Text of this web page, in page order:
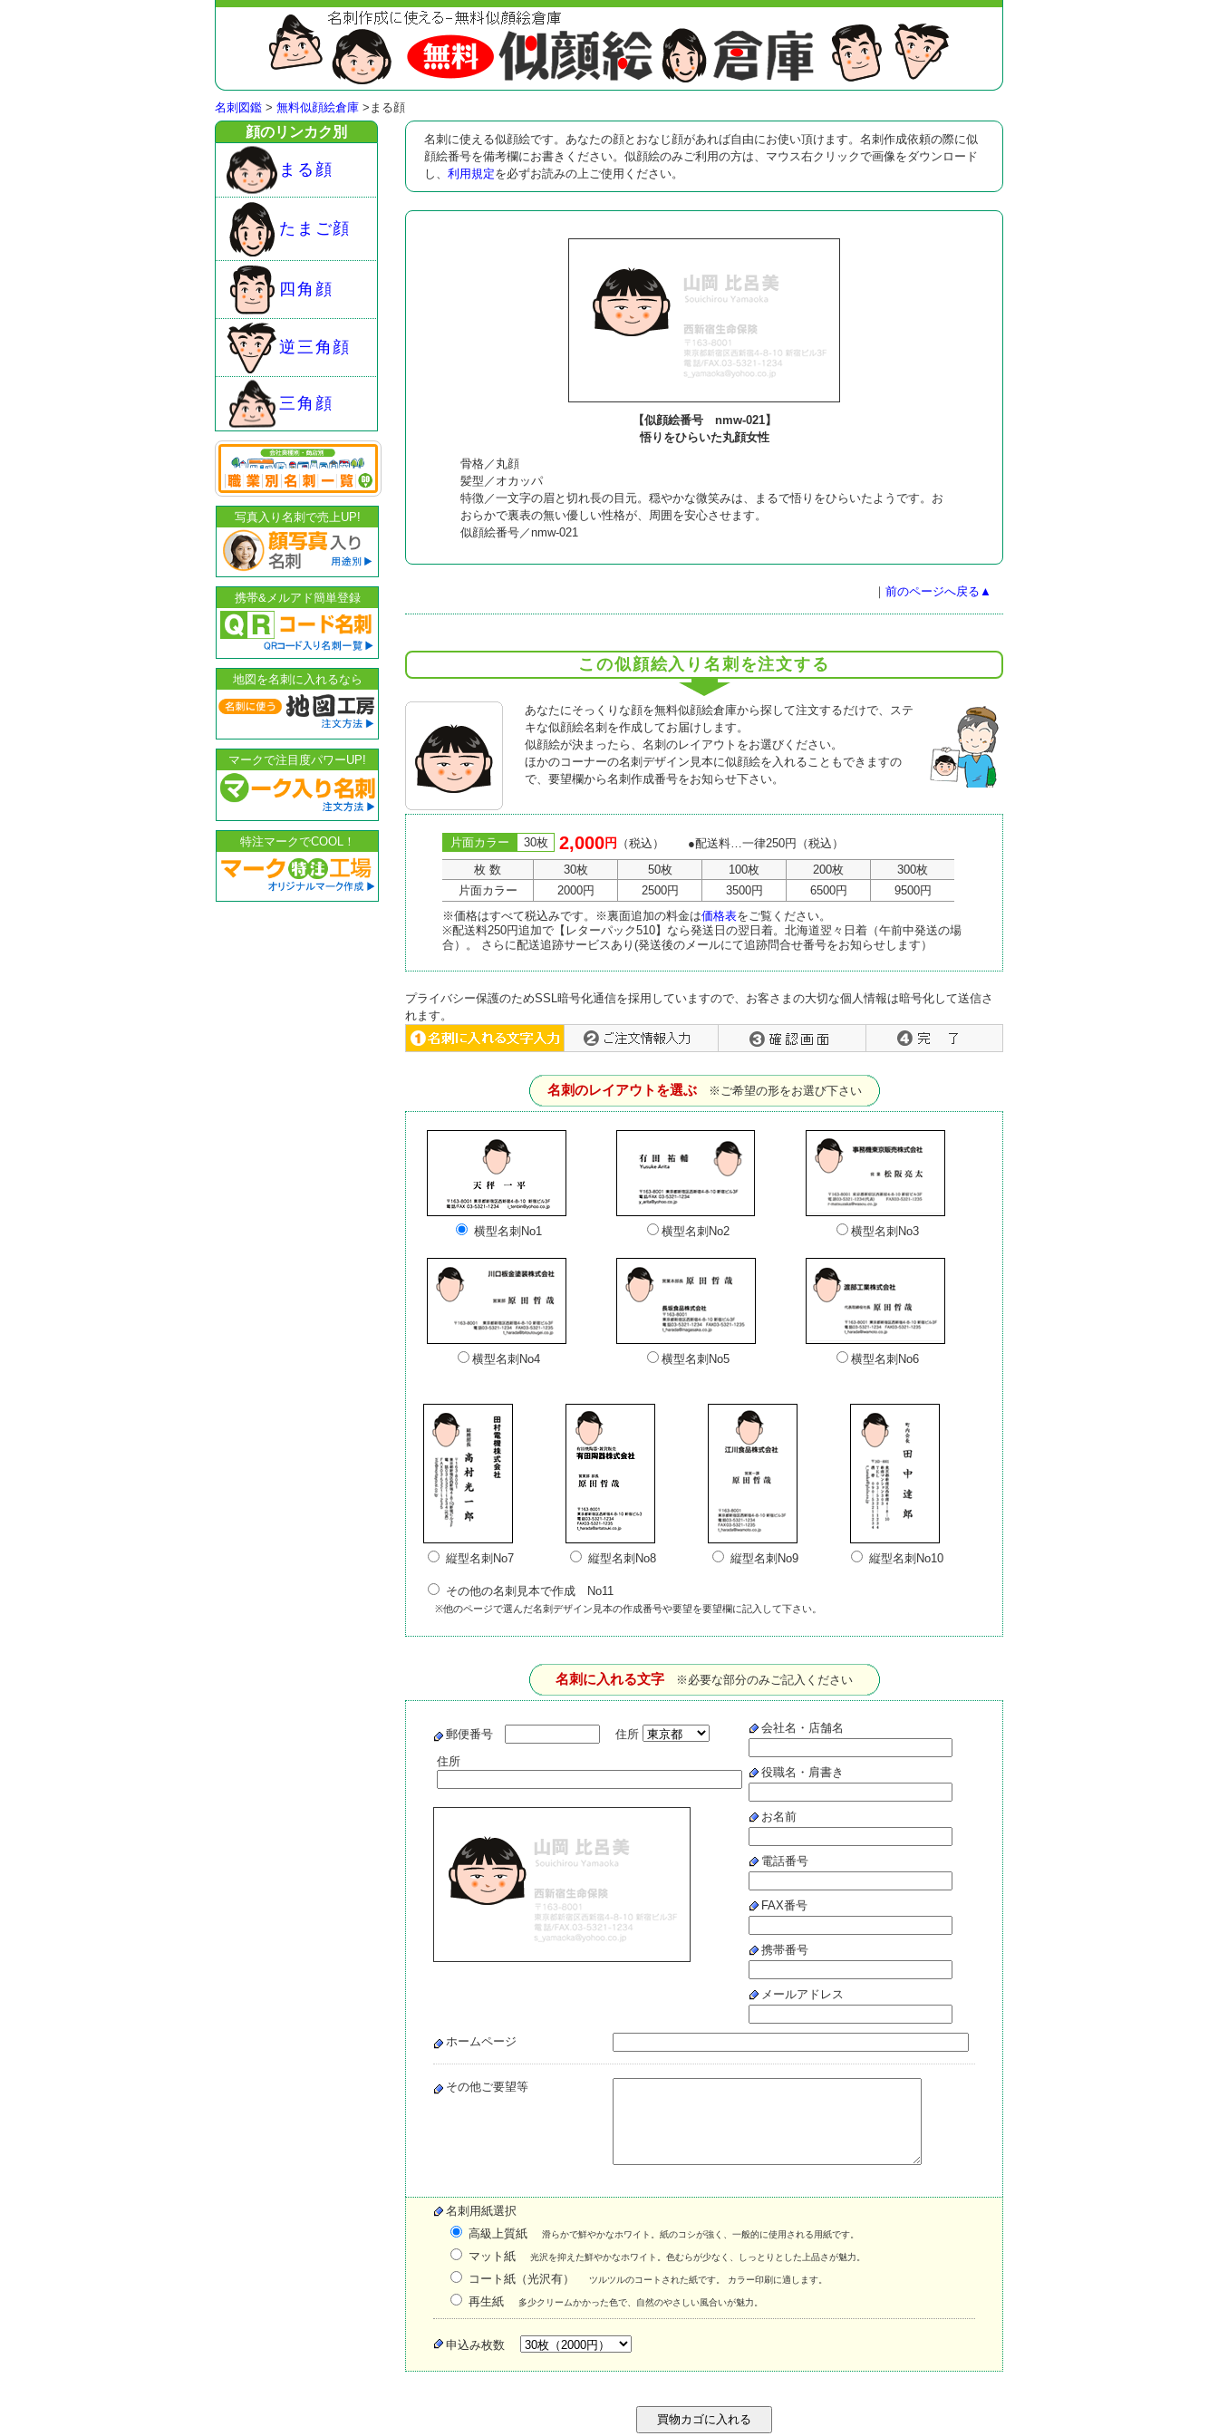
名刺図鑑 > 無料似顔絵倉庫 >まる顔
名刺に使える似顔絵です。あなたの顔とおなじ顔があれば自由にお使い頂けます。名刺作成依頼の際に似
顔絵番号を備考欄にお書きください。似顔絵のみご利用の方は、マウス右クリックで画像をダウンロード
し、 利用規定を必ずお読みの上ご使用ください。
【似顔絵番号 nmw-021】
悟りをひらいた丸顔女性
骨格／丸顔
髪型／オカッパ
特徴／一文字の眉と切れ長の目元。穏やかな微笑みは、まるで悟りをひらいたようです。お
おらかで裏表の無い優しい性格が、周囲を安心させます。
似顔絵番号／nmw-021
｜ 前のページへ戻る▲
この似顔絵入り名刺を注文する
あなたにそっくりな顔を無料似顔絵倉庫から探して注文するだけで、ステ
キな似顔絵名刺を作成してお届けします。
似顔絵が決まったら、名刺のレイアウトをお選びください。
ほかのコーナーの名刺デザイン見本に似顔絵を入れることもできますの
で、要望欄から名刺作成番号をお知らせ下さい。
片面カラー 30枚 2,000円
（税込） ●配送料…一律250円（税込）
枚 数
30枚 50枚 100枚 200枚
300枚
片面カラー
2000円 2500円 3500円 6500円
9500円
※価格はすべて税込みです。※裏面追加の料金は価格表をご覧ください。
※配送料250円追加で【レターパック510】なら発送日の翌日着。北海道翌々日着（午前中発送の場
合）。 さらに配送追跡サービスあり(発送後のメールにて追跡問合せ番号をお知らせします）
プライバシー保護のためSSL暗号化通信を採用していますので、お客さまの大切な個人情報は暗号化して送信さ
れます。
名刺のレイアウトを選ぶ ※ご希望の形をお選び下さい
横型名刺No1 横型名刺No2 横型名刺No3
横型名刺No4 横型名刺No5 横型名刺No6
縦型名刺No7 縦型名刺No8 縦型名刺No9 縦型名刺No10
その他の名刺見本で作成 No11
※他のページで選んだ名刺デザイン見本の作成番号や要望を要望欄に記入して下さい。
名刺に入れる文字 ※必要な部分のみご記入ください
郵便番号
住所
住所
会社名・店舗名
役職名・肩書き
お名前
電話番号
FAX番号
携帯番号
メールアドレス
ホームページ
その他ご要望等
名刺用紙選択
高級上質紙
滑らかで鮮やかなホワイト。紙のコシが強く、一般的に使用される用紙です。
マット紙 光沢を抑えた鮮やかなホワイト。色むらが少なく、しっとりとした上品さが魅力。
コート紙（光沢有） ツルツルのコートされた紙です。 カラー印刷に適します。
再生紙 多少クリームかかった色で、自然のやさしい風合いが魅力。
申込み枚数
顔のリンカク別
まる顔
たまご顔
四角顔
逆三角顔
三角顔
写真入り名刺で売上UP!
携帯&メルアド簡単登録
地図を名刺に入れるなら
マークで注目度パワーUP!
特注マークでCOOL！